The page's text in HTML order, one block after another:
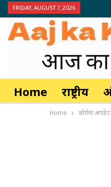
FRIDAY, AUGUST 7, 2026
Home राष्ट्रीय
Home कोरोना अपडेट